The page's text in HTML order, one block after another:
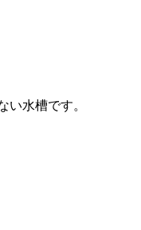
い水槽です。